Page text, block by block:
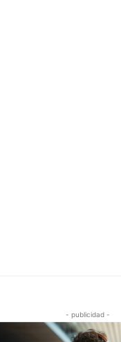
- publicidad -